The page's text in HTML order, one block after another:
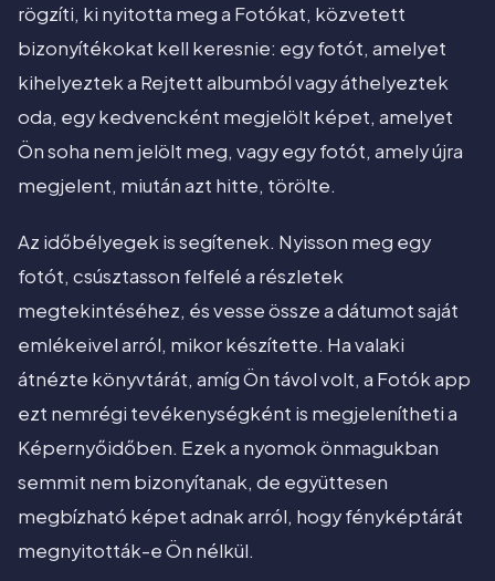
rögzíti, ki nyitotta meg a Fotókat, közvetett
bizonyítékokat kell keresnie: egy fotót, amelyet
kihelyeztek a Rejtett albumból vagy áthelyeztek
oda, egy kedvencként megjelölt képet, amelyet
Ön soha nem jelölt meg, vagy egy fotót, amely újra
megjelent, miután azt hitte, törölte.
Az időbélyegek is segítenek. Nyisson meg egy
fotót, csúsztasson felfelé a részletek
megtekintéséhez, és vesse össze a dátumot saját
emlékeivel arról, mikor készítette. Ha valaki
átnézte könyvtárát, amíg Ön távol volt, a Fotók app
ezt nemrégi tevékenységként is megjelenítheti a
Képernyőidőben. Ezek a nyomok önmagukban
semmit nem bizonyítanak, de együttesen
megbízható képet adnak arról, hogy fényképtárát
megnyitották-e Ön nélkül.